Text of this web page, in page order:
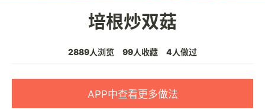
培根炒双菇
2889人浏览 99人收藏 4人做过
APP中查看更多做法